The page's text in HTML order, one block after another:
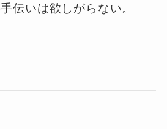
伝いは欲しがらない。